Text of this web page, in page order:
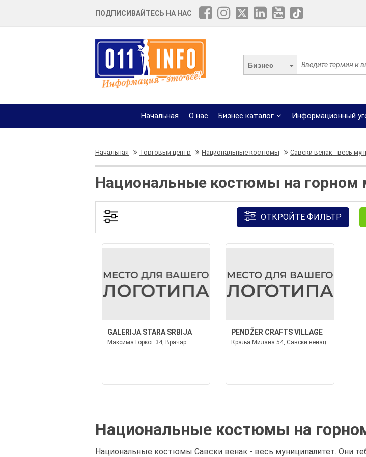
ПОДПИСИВАЙТЕСЬ НА НАС
Бизнес
Начальная О нас Бизнес каталог Информационный
Начальная Торговый центр Национальные костюмы Савски венак - весь
Национальные костюмы на горном
ОТКРОЙТЕ ФИЛЬТР
GALERIJA STARA SRBIJA
Максима Горког 34, Врачар
PENDŽER CRAFTS VILLAGE
Краља Милана 54, Савски венац
Национальные костюмы на
Национальные костюмы Савски венак - весь муниципалитет. Они